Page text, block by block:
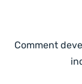
Comment